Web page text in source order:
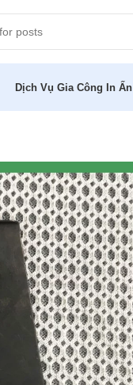
Dịch Vụ Gia Công In Ấn